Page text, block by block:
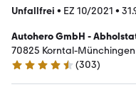
Unfallfrei • EZ 10/2021 •
Autohero GmbH -
70825 Korntal-Münchingen
4.4 Sterne
(303)